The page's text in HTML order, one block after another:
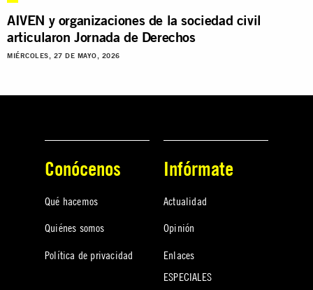
AIVEN y organizaciones de la sociedad civil
articularon Jornada de Derechos
MIÉRCOLES, 27 DE MAYO, 2026
Conócenos
Qué hacemos
Quiénes somos
Política de privacidad
Infórmate
Actualidad
Opinión
Enlaces
ESPECIALES